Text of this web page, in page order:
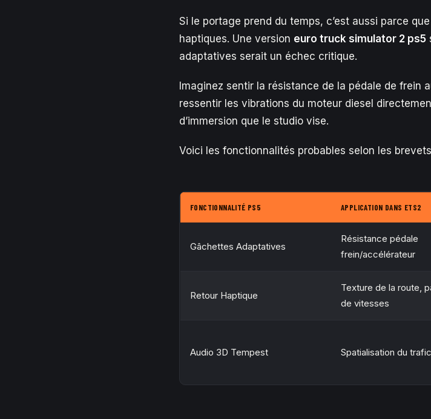
Si le portage prend du temps, c’est aussi parce
haptiques. Une version euro truck simulator 2 ps5
adaptatives serait un échec critique.
Imaginez sentir la résistance de la pédale de frein
ressentir les vibrations du moteur diesel
d’immersion que le studio vise.
Voici les fonctionnalités probables selon les
FONCTIONNALITÉ PS5 APPLICATION DANS ETS2
Gâchettes Adaptatives
Résistance pédale
frein/accélérateur
Retour Haptique
Texture de la route,
de vitesses
Audio 3D Tempest Spatialisation du trafic